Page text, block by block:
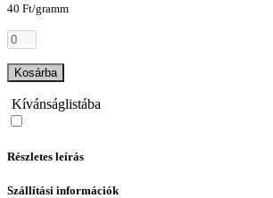
40 Ft/gramm
Kosárba
Kívánságlistába
Részletes leírás
Szállítási információk